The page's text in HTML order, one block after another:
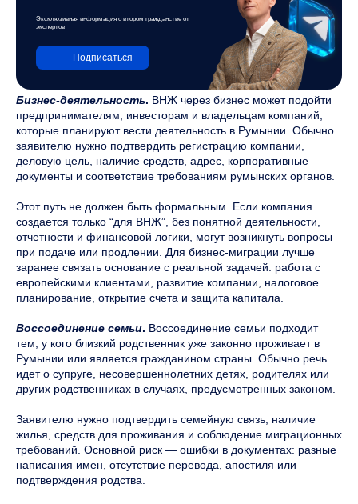
Эксклюзивная информация о втором гражданстве от
экспертов
Подписаться
Бизнес-деятельность. ВНЖ через бизнес может подойти
предпринимателям, инвесторам и владельцам компаний,
которые планируют вести деятельность в Румынии. Обычно
заявителю нужно подтвердить регистрацию компании,
деловую цель, наличие средств, адрес, корпоративные
документы и соответствие требованиям румынских органов.
Этот путь не должен быть формальным. Если компания
создается только “для ВНЖ”, без понятной деятельности,
отчетности и финансовой логики, могут возникнуть вопросы
при подаче или продлении. Для бизнес-миграции лучше
заранее связать основание с реальной задачей: работа с
европейскими клиентами, развитие компании, налоговое
планирование, открытие счета и защита капитала.
Воссоединение семьи. Воссоединение семьи подходит
тем, у кого близкий родственник уже законно проживает в
Румынии или является гражданином страны. Обычно речь
идет о супруге, несовершеннолетних детях, родителях или
других родственниках в случаях, предусмотренных законом.
Заявителю нужно подтвердить семейную связь, наличие
жилья, средств для проживания и соблюдение миграционных
требований. Основной риск — ошибки в документах: разные
написания имен, отсутствие перевода, апостиля или
подтверждения родства.